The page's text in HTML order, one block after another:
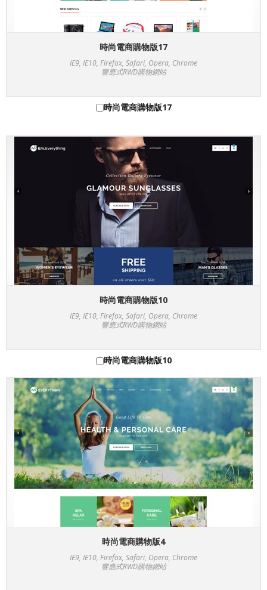
時尚電商購物版17
IE9, IE10, Firefox, Safari, Opera, Chrome
響應式RWD購物網站
時尚電商購物版17
時尚電商購物版10
IE9, IE10, Firefox, Safari, Opera, Chrome
響應式RWD購物網站
時尚電商購物版10
時尚電商購物版4
IE9, IE10, Firefox, Safari, Opera, Chrome
響應式RWD購物網站